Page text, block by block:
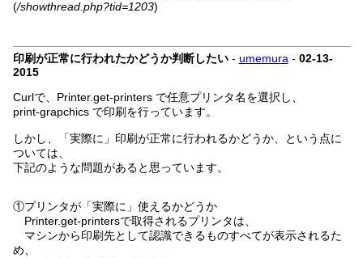
(/showthread.php?tid=1203)
印刷が正常に行われたかどうか判断したい- umemura- 02-13-
2015
Curlで、Printer.get-printers で任意プリンタ名を選択し、
print-grapchics で印刷を行っています。
しかし、「実際に」印刷が正常に行われるかどうか、という点に
ついては、
下記のような問題があると思っています。
①プリンタが「実際に」使えるかどうか
Printer.get-printersで取得されるプリンタは、
マシンから印刷先として認識できるものすべてが表示されるた
め、